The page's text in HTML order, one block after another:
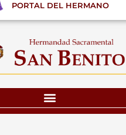
PORTAL DEL HERMANO